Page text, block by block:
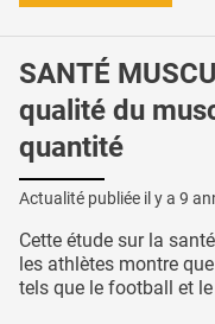
SANTÉ
qualité du
quantité
Actualité publiée il y a 9
Cette étude sur la
les athlètes montre
tels que le football et